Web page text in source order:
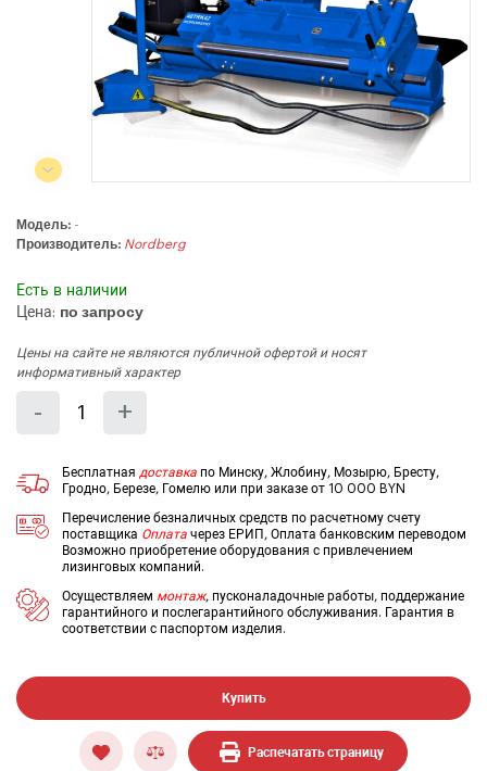
788-25-99
220004, г. Минск, ул. Западная,
11а, оф. 2
Режим работы:
с 8:00 до 17:00, сб, вс - выходной
Модель: -
Производитель: Nordberg
Есть в наличии
Цена: по запросу
Цены на сайте не являются публичной офертой и носят
информативный характер
- Уменьшить
на
еденицу
+
на
еденицу
Бесплатная доставка по Минску, Жлобину, Мозырю, Бресту,
Гродно, Березе, Гомелю или при заказе от 10 000 BYN
Перечисление безналичных средств по расчетному счету
поставщика Оплата через ЕРИП, Оплата банковским переводом
Возможно приобретение оборудования с привлечением
лизинговых компаний.
Осуществляем монтаж, пусконаладочные работы, поддержание
гарантийного и послегарантийного обслуживания. Гарантия в
соответствии с паспортом изделия.
Купить
Распечатать страницу